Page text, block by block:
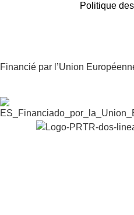
Politique
Financié par l’Union